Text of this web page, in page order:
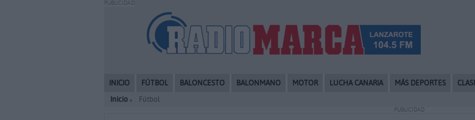
PUBLICIDAD
INICIO FÚTBOL BALONCESTO BALONMANO MOTOR LUCHA CANARIA MÁS DEPORTES
Inicio
Fútbol
PUBLICIDAD